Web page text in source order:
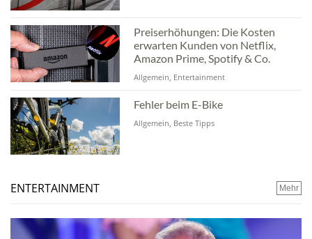
Preiserhöhungen: Die Kosten
erwarten Kunden von Netflix,
Amazon Prime, Spotify & Co.
Allgemein, Entertainment
Fehler beim E-Bike
Allgemein, Beste Tipps
ENTERTAINMENT Mehr